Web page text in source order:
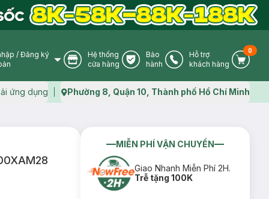
User Icon
/ Đăng ký
Store Icon
Hệ thống
cửa hàng
Warranty Icon
Bảo
hành
Phone Icon
Hỗ trợ
khách hàng
Cart
0
ứng dụng Map icon
Phường 8, Quận 10, Thành phố Hồ Chí Minh
MIỄN PHÍ VẬN CHUYỂN
Giao Nhanh Miễn Phí 2H.
Trễ tặng 100K